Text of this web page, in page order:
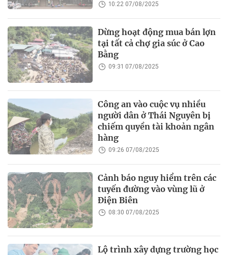
10:22 07/08/2025
Dừng hoạt động mua bán lợn
tại tất cả chợ gia súc ở Cao
Bằng
09:31 07/08/2025
Công an vào cuộc vụ nhiều
người dân ở Thái Nguyên bị
chiếm quyền tài khoản ngân
hàng
09:26 07/08/2025
Cảnh báo nguy hiểm trên các
tuyến đường vào vùng lũ ở
Điện Biên
08:30 07/08/2025
Lộ trình xây dựng trường học